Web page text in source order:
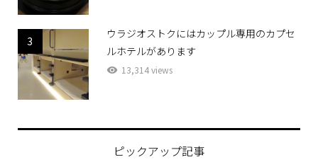
3
ウラジオストクにはカップル専用のカプセ
ルホテルがあります
13,314 views
ピックアップ記事